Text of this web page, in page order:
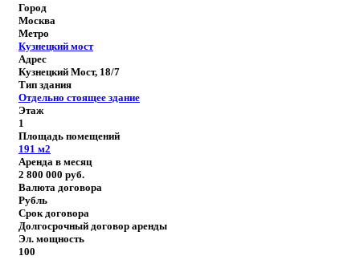
Город
Москва
Метро
Кузнецкий мост
Адрес
Кузнецкий Мост, 18/7
Тип здания
Отдельно стоящее здание
Этаж
1
Площадь помещений
191 м2
Аренда в месяц
2 800 000 руб.
Валюта договора
Рубль
Срок договора
Долгосрочный договор аренды
Эл. мощность
100